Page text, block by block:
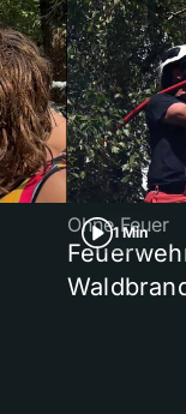
1 Min
Ohne Feuer